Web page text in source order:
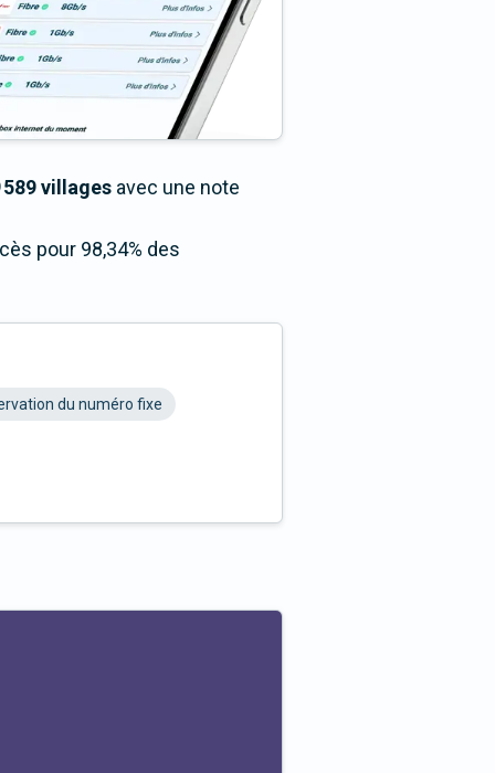
villages avec une note
pour 98,34% des
du numéro fixe